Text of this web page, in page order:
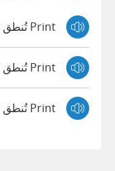
Print تُنطق Amy
Print تُنطق Emma
Print تُنطق Brian